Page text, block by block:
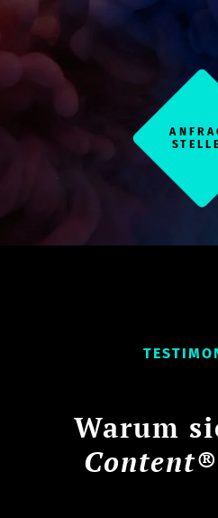
Warum
Content®